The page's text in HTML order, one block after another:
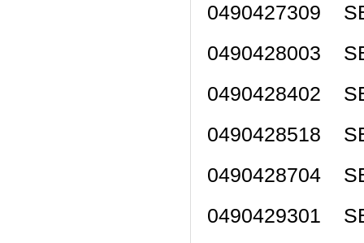
0490427309
0490428003
0490428402
0490428518
0490428704
0490429301